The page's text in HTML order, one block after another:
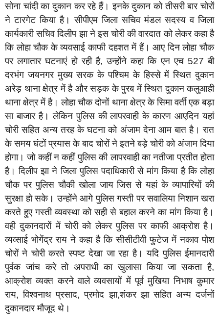
सोना चांदी का दुकान कर रहे हैं। इनके दुकान को तीसरी बार चोरों
ने टारगेट किया है। सीपीएम जिला सचिव मंडल सदस्य व जिला
कार्यकारी सचिव दिलीप झा ने इस चोरी की वारदात को लेकर कहा है
कि लोहा चौक के व्यवसाई काफी दहशत में हैं। आए दिन लोहा चौक
पर लगातार घटनाएं हो रही है, उन्होंने कहा कि एन एच 527 बी
दरभंग जयनगर मुख्य सरक के पश्चिम के हिस्से में स्थित दुकान
अरेड़ थाना क्षेत्र में है और सड़क के पुरब में स्थित दुकान कलुआही
थाना क्षेत्र में है। लोहा चौक दोनों थाना क्षेत्र के सिमा वर्ती एक बड़ा
सा बाजार है। लेकिन पुलिस की लापरवाही के कारण आएदिन यहां
चोरी सहित अन्य तरह के घटना को अंजाम देना आम बात है। रात
के समय घंटों प्रयास के बाद चोरों ने इतने बड़े चोरी को अंजाम दिया
होगा। जो कहीं न कहीं पुलिस की लापरवाही का नतीजा प्रतीत होता
है। दिलीप झा ने जिला पुलिस पदाधिकारी से मांग किया है कि लोहा
चौक पर पुलिस चौकी खोला जाय जिस से यहां के व्यापारियों की
सुरक्षा हो सके। उन्होंने आगे पुलिस गस्ती पर सवालिया निशान खरा
करते हुए गस्ती व्यवस्था को सही से बहाल करने का मांग किया है।
वही दुकानदारों में चोरी को लेकर पुलिस पर काफी आक्रोश है।
व्यव्साई भोगेंद्र राय ने कहा है कि सीसीटीवी फुटेज में नकाव पोश
चोरों ने चोरी करते स्पष्ट देखा जा रहा है। यदि पुलिस ईमानदारी
पुर्वक जांच करे तो अपराधी का खुलासा किया जा सकता है,
आक्रोश व्यक्त करने वाले व्यवसायों में पूर्व मुखिया निभाष कुमार
राय, विश्वनाथ प्रसाद, प्रमोद झा,शंकर झा सहित अन्य दर्जनों
दुकानदार मौजूद थे।